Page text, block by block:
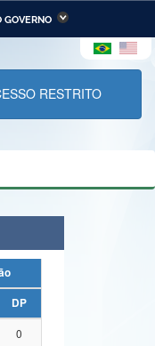
GOVERNO
e
RESTRITO
DP
0